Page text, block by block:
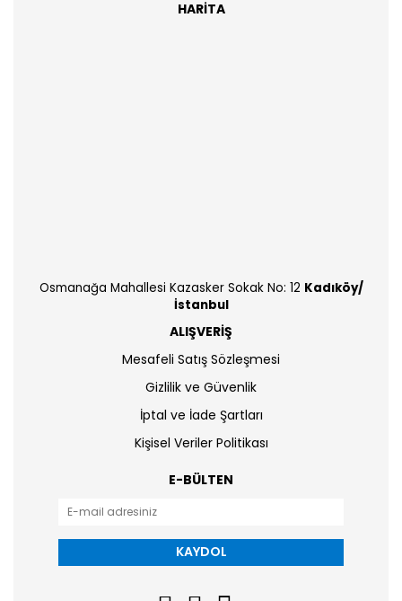
HARİTA
Osmanağa Mahallesi Kazasker Sokak No: 12 Kadıköy/
İstanbul
ALIŞVERİŞ
Mesafeli Satış Sözleşmesi
Gizlilik ve Güvenlik
İptal ve İade Şartları
Kişisel Veriler Politikası
E-BÜLTEN
KAYDOL